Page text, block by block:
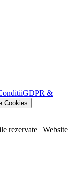
GDPR &
Cookies
rezervate | Website